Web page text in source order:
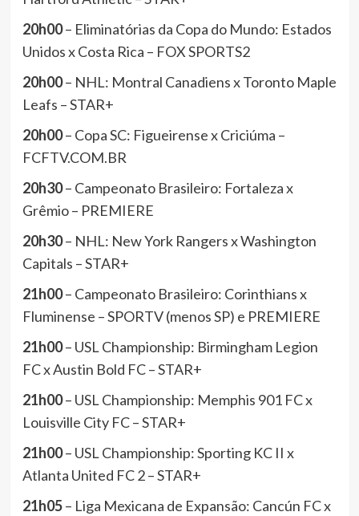
20h00– Eliminatórias da Copa do Mundo: Estados
Unidos x Costa Rica – FOX SPORTS2
20h00– NHL: Montral Canadiens x Toronto Maple
Leafs – STAR+
20h00– Copa SC: Figueirense x Criciúma –
FCFTV.COM.BR
20h30– Campeonato Brasileiro: Fortaleza x
Grêmio – PREMIERE
20h30– NHL: New York Rangers x Washington
Capitals – STAR+
21h00– Campeonato Brasileiro: Corinthians x
Fluminense – SPORTV (menos SP) e PREMIERE
21h00– USL Championship: Birmingham Legion
FC x Austin Bold FC – STAR+
21h00– USL Championship: Memphis 901 FC x
Louisville City FC – STAR+
21h00– USL Championship: Sporting KC II x
Atlanta United FC 2 – STAR+
21h05– Liga Mexicana de Expansão: Cancún FC x